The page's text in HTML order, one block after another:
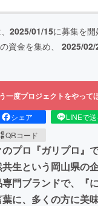
2025/01/15に募集を開
資金を集め、 2025/02/
一度プロジェクトをやって
シェア LINEで
QRコード
プロ『ガリプロ』
生という岡山県の
門ブランドで、『
に、多くの方に美